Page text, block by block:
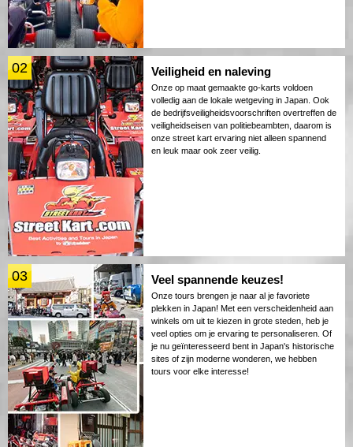
02 Veiligheid en naleving
Onze op maat gemaakte go-karts voldoen
volledig aan de lokale wetgeving in Japan. Ook
de bedrijfsveiligheidsvoorschriften overtreffen de
veiligheidseisen van politiebeambten, daarom is
onze street kart ervaring niet alleen spannend
en leuk maar ook zeer veilig.
03 Veel spannende keuzes!
Onze tours brengen je naar al je favoriete
plekken in Japan! Met een verscheidenheid aan
winkels om uit te kiezen in grote steden, heb je
veel opties om je ervaring te personaliseren. Of
je nu geïnteresseerd bent in Japan's historische
sites of zijn moderne wonderen, we hebben
tours voor elke interesse!